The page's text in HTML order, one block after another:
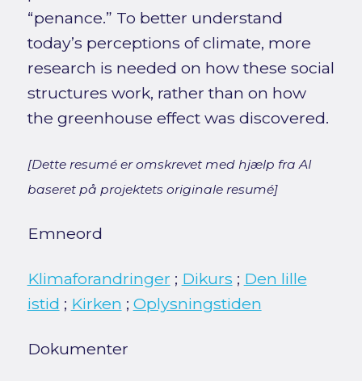
“penance.” To better understand
today’s perceptions of climate, more
research is needed on how these social
structures work, rather than on how
the greenhouse effect was discovered.
[Dette resumé er omskrevet med hjælp fra AI
baseret på projektets originale resumé]
Emneord
Klimaforandringer ; Dikurs ; Den lille
istid ; Kirken ; Oplysningstiden
Dokumenter